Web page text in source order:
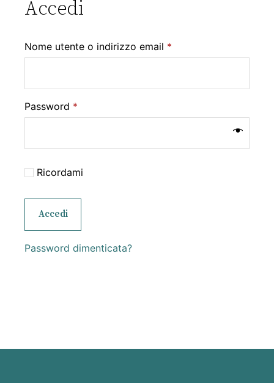
Accedi
Nome utente o indirizzo email *
Password *
Ricordami
Accedi
Password dimenticata?